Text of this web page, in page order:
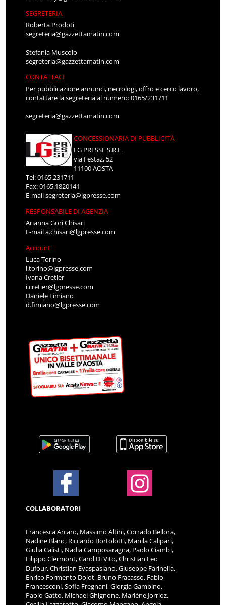
SEGRETERIA
Roberta Prodoti
segreteria@gazzettamatin.com
Stefania Muscolo
segreteria@gazzettamatin.com
CONTATTACI
Per pubblicazione annunci, necrologi, offro e cerco lavoro,
contattare la segreteria al numero: 0165/231711
segreteria@gazzettamatin.com
CONCESSIONARIA DI PUBBLICITÀ
LG PRESSE S.R.L.
via Festaz, 52
11100 AOSTA
Tel: 0165.231711
Fax: 0165.1820141
E-mailsegreteria@lgpresse.com
RESPONSABILE DI AGENZIA
Arianna Gori Chisari
E-maila.chisari@lgpresse.com
Account
Luca Torino
l.torino@lgpresse.com
Ivana Cretier
i.cretier@lgpresse.com
Daniele Fimiano
d.fimiano@lgpresse.com
COLLABORATORI
Francesca Arcaro, Massimo Altini, Corrado Bellora,
Nadine Blanc, Riccardo Bortolotti, Manila Calipari,
Giulia Calisti, Nadia Camposaragna, Paolo Ciambi,
Filippo Clermont, Carol Di Vito, Christian Leo
Dufour, Christian Evaspasiano, Giuseppe Farinella,
Enrico Formento Dojot, Bruno Fracasso, Fabio
Francesconi, Sofia Fregnani, Giorgia Gambino,
Paolo Gatto, Michael Ghignone, Marlène Jorrioz,